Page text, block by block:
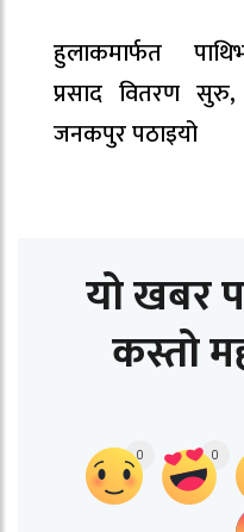
हुलाकमार्फत
प्रसाद वितरण सुरु,
जनकपुर पठाइयो
यो खबर
कस्तो
0 0